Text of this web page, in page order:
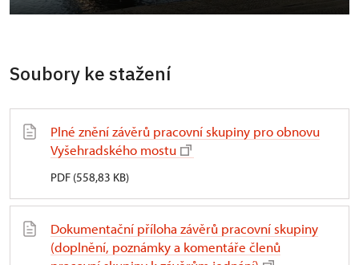
Soubory ke stažení
Plné znění závěrů pracovní skupiny pro obnovu
Vyšehradského mostu
PDF (558,83 KB)
Dokumentační příloha závěrů pracovní skupiny
(doplnění, poznámky a komentáře členů